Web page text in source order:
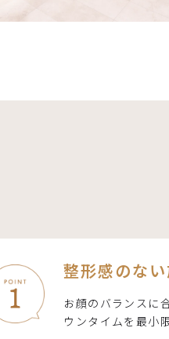
整形感のな
お顔のバランスに
ウンタイムを最小